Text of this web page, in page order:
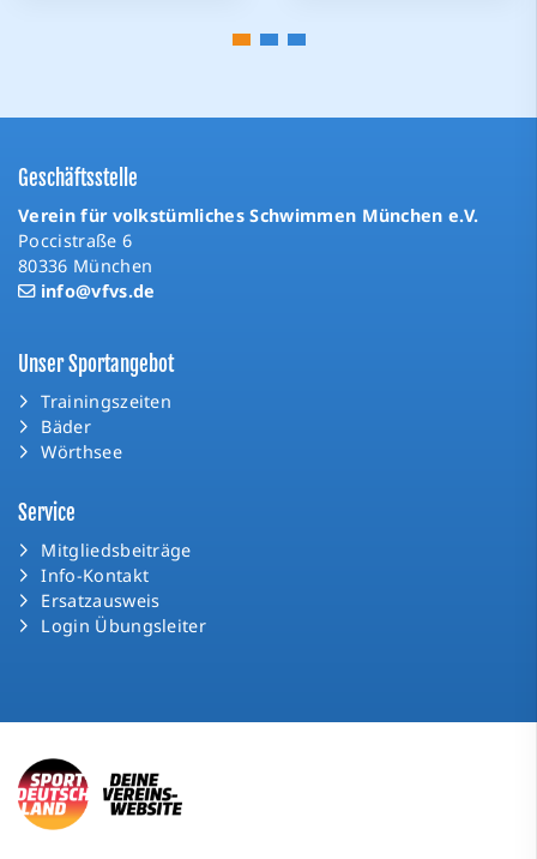
Geschäftsstelle
Verein für volkstümliches Schwimmen München e.V.
Poccistraße 6
80336 München
info@vfvs.de
Unser Sportangebot
Trainingszeiten
Bäder
Wörthsee
Service
Mitgliedsbeiträge
Info-Kontakt
Ersatzausweis
Login Übungsleiter